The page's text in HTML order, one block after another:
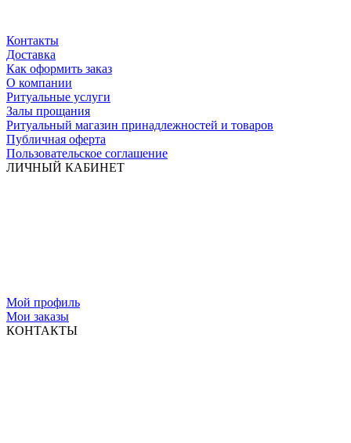
Контакты
Доставка
Как оформить заказ
О компании
Ритуальные услуги
Залы прощания
Ритуальный магазин принадлежностей и товаров
Публичная оферта
Пользовательское соглашение
ЛИЧНЫЙ КАБИНЕТ
Мой профиль
Мои заказы
КОНТАКТЫ